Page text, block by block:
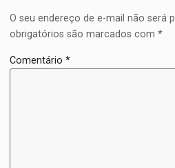
O seu endereço de e-mail não será
obrigatórios são marcados com*
Comentário*